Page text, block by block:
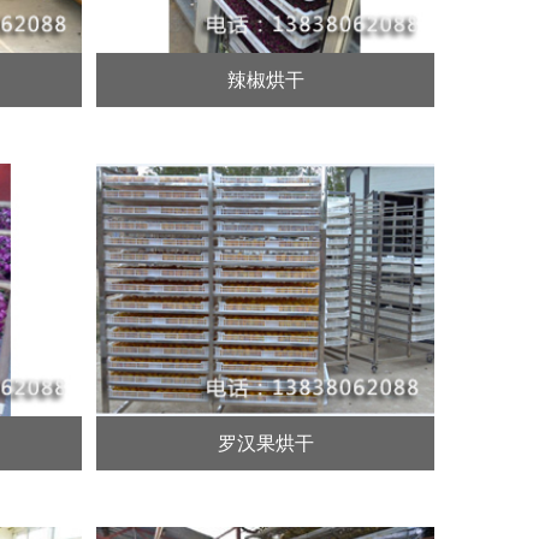
辣椒烘干
罗汉果烘干